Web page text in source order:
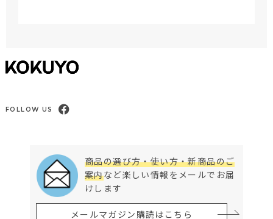
FOLLOW US
商品の選び方・使い方・新商品のご
案内など楽しい情報をメールでお届
けします
メールマガジン購読はこちら